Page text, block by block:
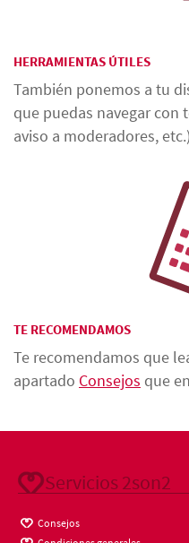
HERRAMIENTAS ÚTILES
También ponemos a tu
que puedas navegar
aviso a moderadores, etc.)
TE RECOMENDAMOS
Te recomendamos que
apartado Consejos que
Servicios 2son2
Consejos